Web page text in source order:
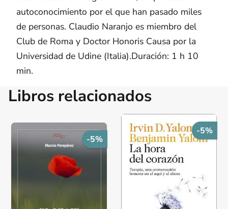
autoconocimiento por el que han pasado miles
de personas. Claudio Naranjo es miembro del
Club de Roma y Doctor Honoris Causa por la
Universidad de Udine (Italia).Duración: 1 h 10
min.
Libros relacionados
-5%
-5%